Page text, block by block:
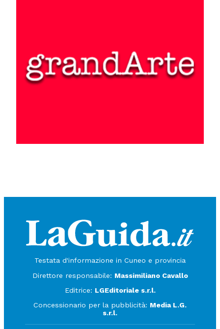
Testata d'informazione in Cuneo e provincia
Direttore responsabile: Massimiliano Cavallo
Editrice: LGEditoriale s.r.l.
Concessionario per la pubblicità: Media L.G.
s.r.l.